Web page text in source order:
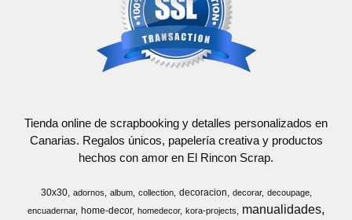
Tienda online de scrapbooking y detalles personalizados en
Canarias. Regalos únicos, papelería creativa y productos
hechos con amor en El Rincon Scrap.
30x30 adornos album collection decoracion decorar
decoupage
encuadernar
home-decor homedecor kora-projects manualidades